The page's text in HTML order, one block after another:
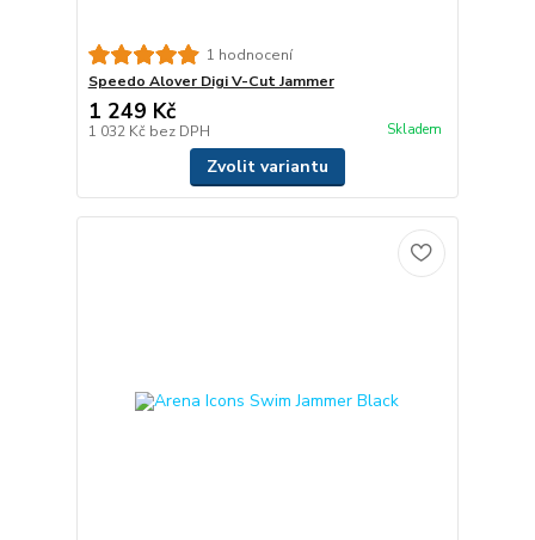
1 hodnocení
Speedo Alover Digi V-Cut Jammer
1 249 Kč
1 032 Kč bez DPH Skladem
Zvolit variantu